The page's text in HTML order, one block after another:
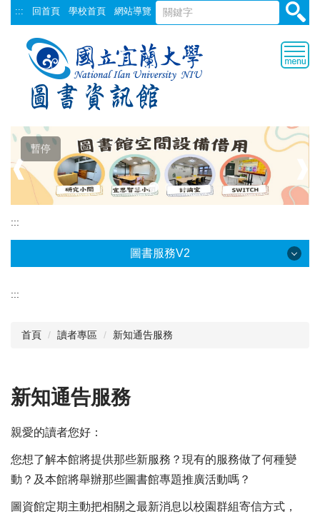
跳
到
::: 回首頁 學校首頁 網站導覽
暫停
❰
:::
圖書服務V2
校史資料
採編服務
志願服務
:::
首頁 讀者專區 新知通告服務
新知通告服務
親愛的讀者您好：
您想了解本館將提供那些新服務？現有的服務做了何種變
動？及本館將舉辦那些圖書館專題推廣活動嗎？
圖資館定期主動把相關之最新消息以校園群組寄信方式，